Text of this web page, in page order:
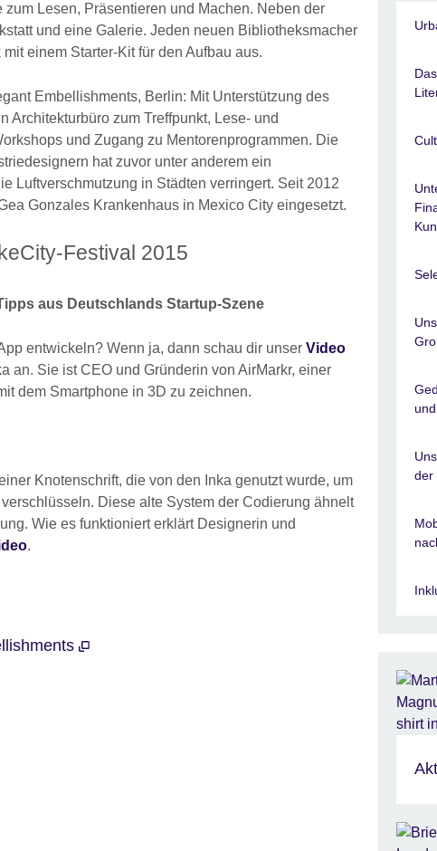
zum Lesen, Präsentieren und Machen. Neben der
und eine Galerie. Jeden neuen Bibliotheksmacher
einem Starter-Kit für den Aufbau aus.
Embellishments, Berlin: Mit Unterstützung des
Architekturbüro zum Treffpunkt, Lese- und
und Zugang zu Mentorenprogrammen. Die
hat zuvor unter anderem ein
Luftverschmutzung in Städten verringert. Seit 2012
Gonzales Krankenhaus in Mexico City eingesetzt.
Festival 2015
aus Deutschlands Startup-Szene
entwickeln? Wenn ja, dann schau dir unser Video
an. Sie ist CEO und Gründerin von AirMarkr, einer
dem Smartphone in 3D zu zeichnen.
Knotenschrift, die von den Inka genutzt wurde, um
Diese alte System der Codierung ähnelt
Wie es funktioniert erklärt Designerin und
.
der